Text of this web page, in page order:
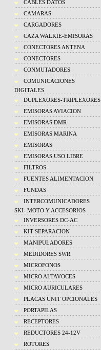
CABLES DATOS
CAMARAS
CARGADORES
CAZA WALKIE-EMISORAS
CONECTORES ANTENA
CONECTORES
CONMUTADORES
COMUNICACIONES
DIGITALES
DUPLEXORES-TRIPLEXORES
EMISORAS AVIACION
EMISORAS DMR
EMISORAS MARINA
EMISORAS
EMISORAS USO LIBRE
FILTROS
FUENTES ALIMENTACION
FUNDAS
INTERCOMUNICADORES
SKI- MOTO Y ACCESORIOS
INVERSORES DC-AC
KIT SEPARACION
MANIPULADORES
MEDIDORES SWR
MICROFONOS
MICRO ALTAVOCES
MICRO AURICULARES
PLACAS UNIT OPCIONALES
PORTAPILAS
RECEPTORES
REDUCTORES 24-12V
ROTORES